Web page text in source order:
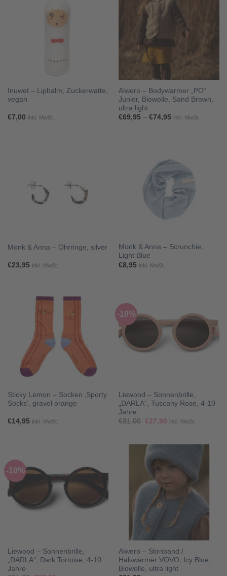
Inuwet – Lipbalm, Zuckerwatte,
vegan
€7,00 inkl. MwSt.
Alwero – Bodywarmer „PO“
Junior, Biowolle, Sand Brown,
ultra light
€69,95 – €74,95Preisspanne:
inkl. MwSt.
Monk & Anna – Ohrringe, silver
€23,95 inkl. MwSt.
Monk & Anna – Scrunchie,
Light Blue
€8,95 inkl. MwSt.
Sticky Lemon – Socken ‚Sporty
Socks‘, gravel orange
€14,95 inkl. MwSt.
-10%
Liewood – Sonnenbrille,
„DARLA“, Tuscany Rose, 4-10
Jahre
€31,00 Ursprünglicher
€27,90Aktueller
inkl. MwSt.
-10%
Liewood – Sonnenbrille,
„DARLA“, Dark Tortoise, 4-10
Jahre
Alwero – Stirnband /
Halswärmer VOVO, Icy Blue,
Biowolle, ultra light